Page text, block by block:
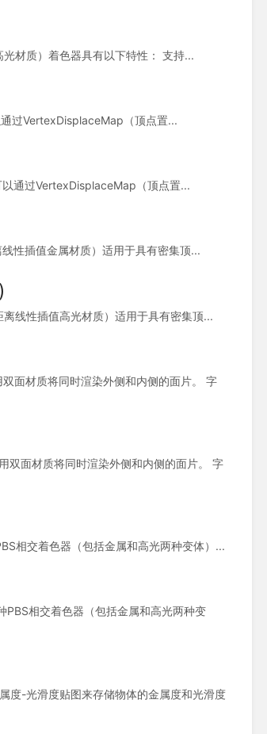
材质）着色器具有以下特性： 支持...
过VertexDisplaceMap（顶点置...
通过VertexDisplaceMap（顶点置...
性插值金属材质）适用于具有密集顶...
线性插值高光材质）适用于具有密集顶...
面材质将同时渲染外侧和内侧的面片。 字
双面材质将同时渲染外侧和内侧的面片。 字
相交着色器（包括金属和高光两种变体）...
相交着色器（包括金属和高光两种变
度-光滑度贴图来存储物体的金属度和光滑度